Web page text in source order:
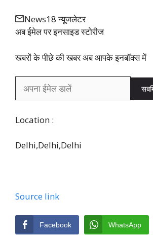
News18 न्यूजलेटर
अब ईमेल पर इनसाइड स्‍टोर‍ीज
खबरों के पीछे की खबर अब आपके इनबॉक्‍स में
Location :
Delhi,Delhi,Delhi
Source link
Facebook WhatsApp